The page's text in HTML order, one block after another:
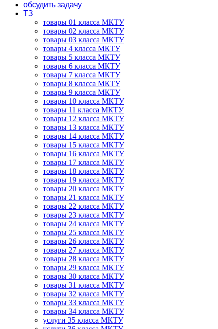
обсудить задачу
ТЗ
товары 01 класса МКТУ
товары 02 класса МКТУ
товары 03 класса МКТУ
товары 4 класса МКТУ
товары 5 класса МКТУ
товары 6 класса МКТУ
товары 7 класса МКТУ
товары 8 класса МКТУ
товары 9 класса МКТУ
товары 10 класса МКТУ
товары 11 класса МКТУ
товары 12 класса МКТУ
товары 13 класса МКТУ
товары 14 класса МКТУ
товары 15 класса МКТУ
товары 16 класса МКТУ
товары 17 класса МКТУ
товары 18 класса МКТУ
товары 19 класса МКТУ
товары 20 класса МКТУ
товары 21 класса МКТУ
товары 22 класса МКТУ
товары 23 класса МКТУ
товары 24 класса МКТУ
товары 25 класса МКТУ
товары 26 класса МКТУ
товары 27 класса МКТУ
товары 28 класса МКТУ
товары 29 класса МКТУ
товары 30 класса МКТУ
товары 31 класса МКТУ
товары 32 класса МКТУ
товары 33 класса МКТУ
товары 34 класса МКТУ
услуги 35 класса МКТУ